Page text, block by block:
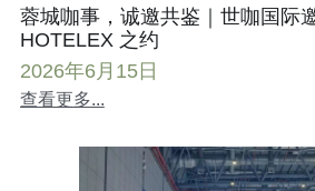
蓉城咖事，诚邀共鉴｜世咖国际
HOTELEX 之约
2026年6月15日
查看更多...